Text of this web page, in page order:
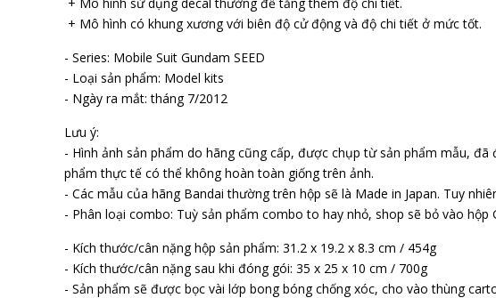
+ Mô hình có khung xương với biên độ cử động và độ chi tiết ở mức tốt.
- Series: Mobile Suit Gundam SEED
- Loại sản phẩm: Model kits
- Ngày ra mắt: tháng 7/2012
Lưu ý:
- Hình ảnh sản phẩm do hãng cũng cấp, được chụp từ sản phẩm mẫu,
phẩm thực tế có thể không hoàn toàn giống trên ảnh.
- Các mẫu của hãng Bandai thường trên hộp sẽ là Made in Japan. Tuy
- Phân loại combo: Tuỳ sản phẩm combo to hay nhỏ, shop sẽ bỏ vào
- Kích thước/cân nặng hộp sản phẩm: 31.2 x 19.2 x 8.3 cm / 454g
- Kích thước/cân nặng sau khi đóng gói: 35 x 25 x 10 cm / 700g
- Sản phẩm sẽ được bọc vài lớp bong bóng chống xóc, cho vào thùng